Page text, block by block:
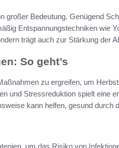
großer Bedeutung. Genügend
Entspannungstechniken wie
trägt auch zur Stärkung der
So geht’s
zu ergreifen, um
und Stressreduktion spielt eine
kann helfen, gesund durch
um das Risiko von